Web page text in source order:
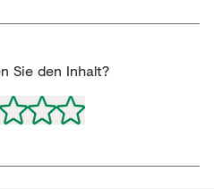
Sie den Inhalt?